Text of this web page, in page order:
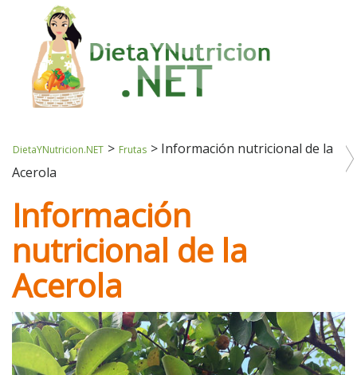
DietaYNutricion.NET > Frutas > Información nutricional de la
Acerola
Información
nutricional de la
Acerola